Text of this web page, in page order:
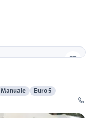
Manuale
Euro 5